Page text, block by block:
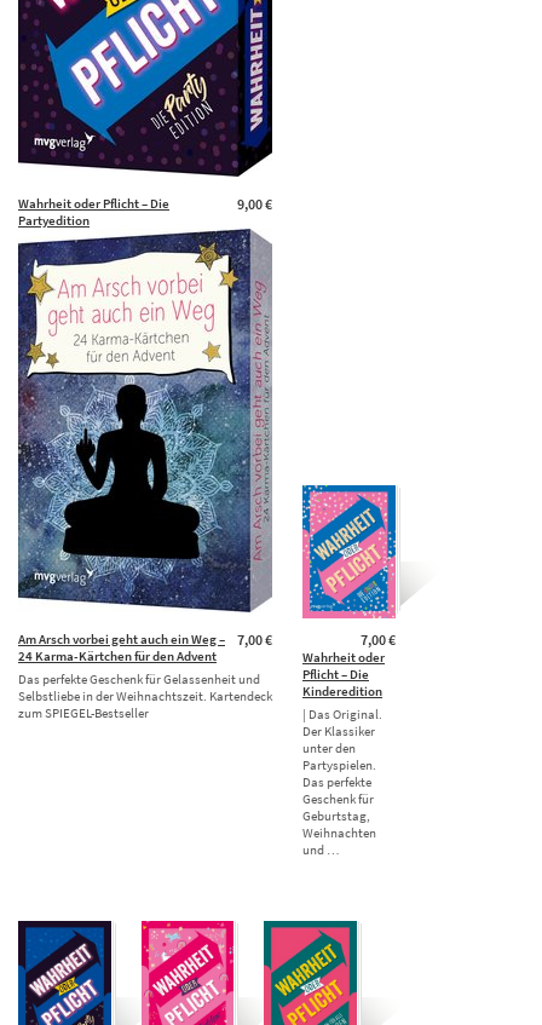
9,00 €
Wahrheit oder Pflicht – Die
Partyedition
| Das Original. Der Klassiker unter den
Partyspielen. Das perfekte Geschenk für jeden
Teenie zum …
7,00 €
Am Arsch vorbei geht auch ein Weg –
24 Karma-Kärtchen für den Advent
Das perfekte Geschenk für Gelassenheit und
Selbstliebe in der Weihnachtszeit. Kartendeck
zum SPIEGEL-Bestseller
7,00 €
Wahrheit oder
Pflicht – Die
Kinderedition
| Das Original.
Der Klassiker
unter den
Partyspielen.
Das perfekte
Geschenk für
Geburtstag,
Weihnachten
und …